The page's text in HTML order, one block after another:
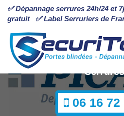
✅ Dépannage serrures 24h/24 et
gratuit ✅ Label Serruriers de
Allez-vous choisir une
06 16 72